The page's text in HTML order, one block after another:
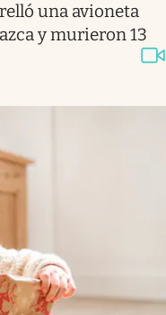
una avioneta
y murieron 13